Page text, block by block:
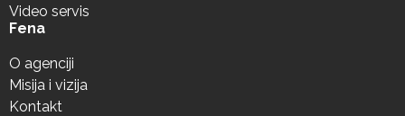
Video servis
Fena
O agenciji
Misija i vizija
Kontakt